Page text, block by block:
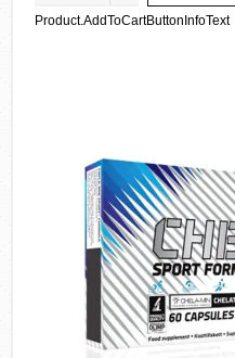
Product.AddToCartButtonInfoText